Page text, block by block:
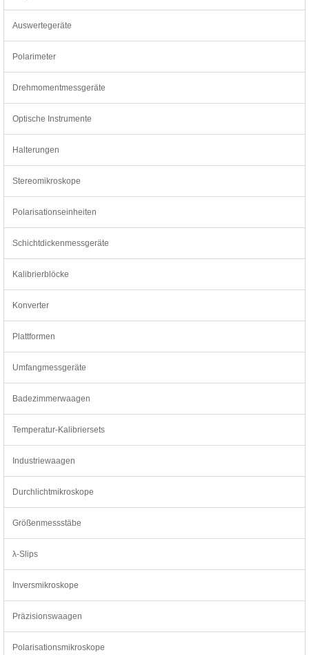
Auswertegeräte
Polarimeter
Drehmomentmessgeräte
Optische Instrumente
Halterungen
Stereomikroskope
Polarisationseinheiten
Schichtdickenmessgeräte
Kalibrierblöcke
Konverter
Plattformen
Umfangmessgeräte
Badezimmerwaagen
Temperatur-Kalibriersets
Industriewaagen
Durchlichtmikroskope
Größenmessstäbe
λ-Slips
Inversmikroskope
Präzisionswaagen
Polarisationsmikroskope